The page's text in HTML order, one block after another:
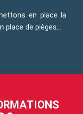
en place la
place de pièges…